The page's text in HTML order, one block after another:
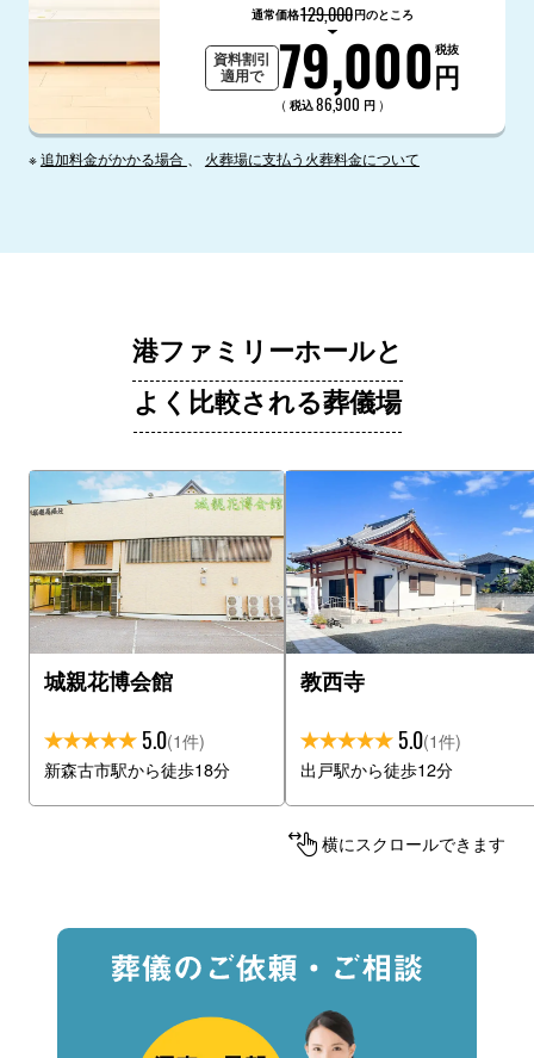
通常価格129,000円のところ
資料割引
適用で
79,000円
税抜
（ 税込86,900 円 ）
※追加料金がかかる場合 火葬場に支払う火葬料金について
港ファミリーホールと
よく比較される葬儀場
城親花博会館
5.0(1件)
新森古市駅から徒歩18分
教西寺
5.0(1件)
出戸駅から徒歩12分
横にスクロールできます